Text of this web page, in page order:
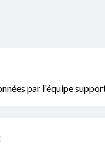
par l'équipe